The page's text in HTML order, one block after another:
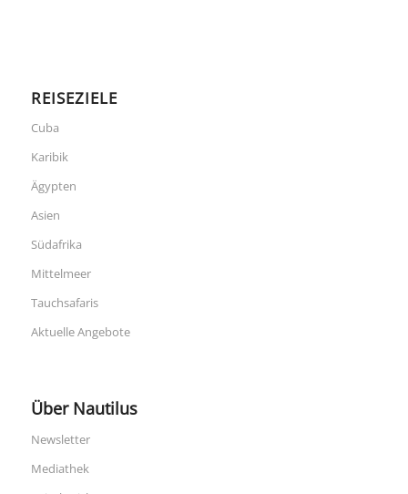
REISEZIELE
Cuba
Karibik
Ägypten
Asien
Südafrika
Mittelmeer
Tauchsafaris
Aktuelle Angebote
Über Nautilus
Newsletter
Mediathek